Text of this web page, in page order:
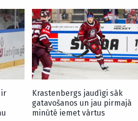
ir
Krastenbergs jaudīgi sāk
gatavošanos un jau pirmajā
minūtē iemet vārtus